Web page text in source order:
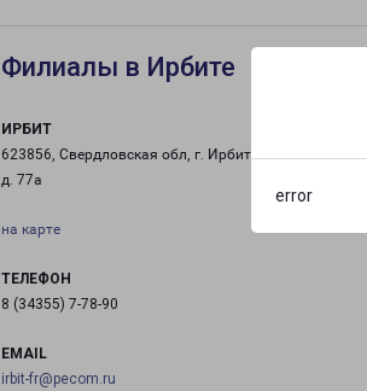
error
Филиалы в Ирбите
ИРБИТ
623856, Свердловская обл, г. Ирбит, ул.
д. 77а
на карте
ТЕЛЕФОН
8 (34355) 7-78-90
EMAIL
irbit-fr@pecom.ru